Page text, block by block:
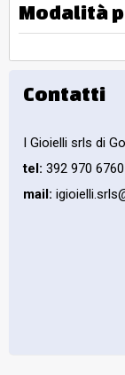
Modalità
Contatti
I Gioielli srls di
tel: 392 970 6760
mail: